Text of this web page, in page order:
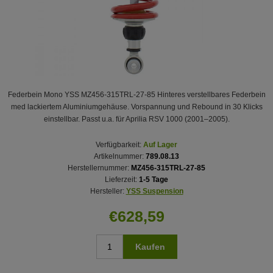
Federbein Mono YSS MZ456-315TRL-27-85 Hinteres verstellbares Federbein
med lackiertem Aluminiumgehäuse. Vorspannung und Rebound in 30 Klicks
einstellbar. Passt u.a. für Aprilia RSV 1000 (2001–2005).
Verfügbarkeit: Auf Lager
Artikelnummer: 789.08.13
Herstellernummer: MZ456-315TRL-27-85
Lieferzeit: 1-5 Tage
Hersteller: YSS Suspension
€628,59
Kaufen